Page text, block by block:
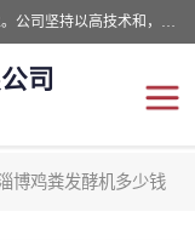
诸城汇泽机械有限公司是一家高新技术设备制造企业。公司坚持以高技术和，高服务于用户，以的环保机械制造设备赢的用户的信赖。现在主要生产死亡畜禽无害化处理和立式和卧式有机肥设备，搅拌机，烘干机，高温发酵机等。污水处理设备，固液分离机。气浮机，化制机等。公司秉承品质，用户至上，科技创新的经营理。
司
博鸡粪发酵机多少钱